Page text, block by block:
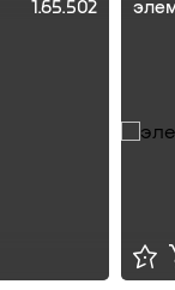
1.65.502